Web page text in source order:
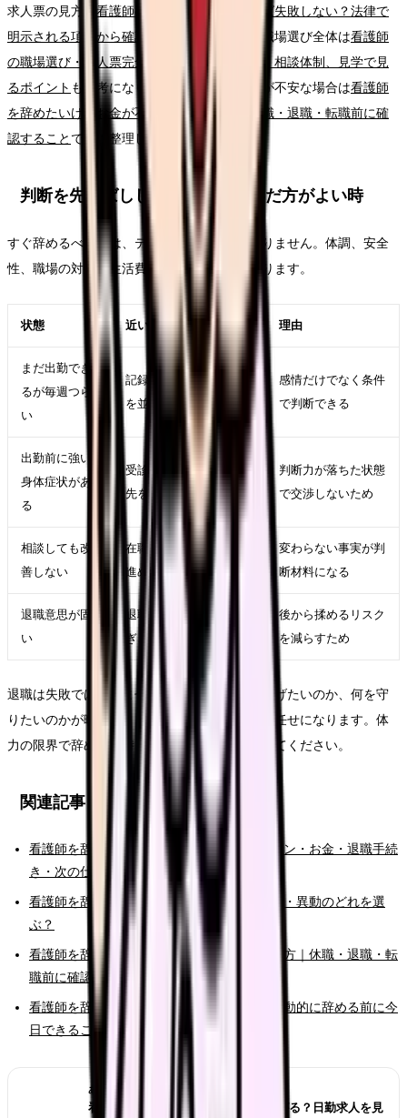
求人票の見方は 看護師の求人票、どこを見れば失敗しない？法律で
明示される項目から確認する読み方ガイド
、職場選び全体は看護師
の職場選び・求人票完全ガイド。条件、教育、相談体制、見学で見
るポイント も参考になります。給与や生活費が不安な場合は看護師
を辞めたいけどお金が不安な時の考え方｜休職・退職・転職前に確
認すること で先に整理してください。
判断を先延ばししてよい時・急いだ方がよい時
すぐ辞めるべきかは、テーマ名だけでは決まりません。体調、安全
性、職場の対応、生活費、次の選択肢で変わります。
状態 近い対応 理由
まだ出勤でき
るが毎週つら
い
記録、相談、求人比較
を並行する
感情だけでなく条件
で判断できる
出勤前に強い
身体症状があ
る
受診、休養、公的相談
先を優先する
判断力が落ちた状態
で交渉しないため
相談しても改
善しない
在職転職や退職準備を
進める
変わらない事実が判
断材料になる
退職意思が固
い
退職日、有休、引き継
ぎ、書面記録を整える
後から揉めるリスク
を減らすため
退職は失敗ではありません。ただし、何から逃げたいのか、何を守
りたいのかが曖昧なままだと、次の選択肢が運任せになります。体
力の限界で辞めたい時こそ、原因と条件を分けてください。
関連記事
看護師を辞めたい時の完全ガイド。限界サイン・お金・退職手続
き・次の仕事まで整理
看護師を辞めたい時の判断基準｜転職・休職・異動のどれを選
ぶ？
看護師を辞めたいけどお金が不安な時の考え方｜休職・退職・転
職前に確認すること
看護師を辞めたいと強く思った時の初動｜衝動的に辞める前に今
日できること
あわせて読みたい
看護師が夜勤なしにすると給料は下がる？日勤求人を見